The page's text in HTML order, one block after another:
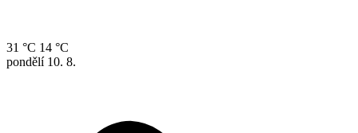
31 °C 14 °C
pondělí 10. 8.